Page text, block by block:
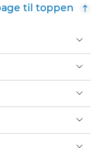
til toppen